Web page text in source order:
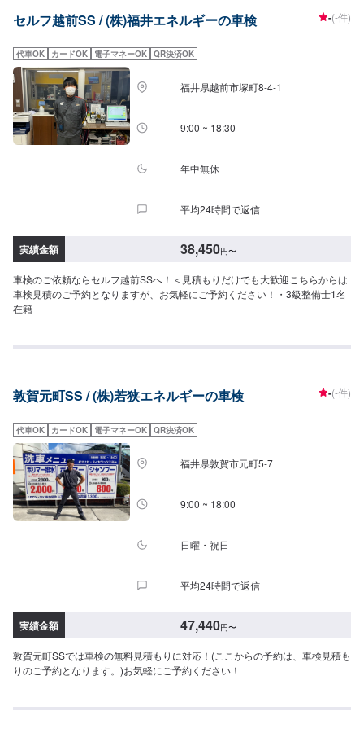
セルフ越前SS / (株)福井エネルギーの車検 -(-件)
代車OK カードOK 電子マネーOK QR決済OK
福井県越前市塚町8-4-1
9:00 ~ 18:30
年中無休
平均24時間で返信
実績金額 38,450円〜
車検のご依頼ならセルフ越前SSへ！＜見積もりだけでも大歓迎こちらからは
車検見積のご予約となりますが、お気軽にご予約ください！・3級整備士1名
在籍
敦賀元町SS / (株)若狭エネルギーの車検 -(-件)
代車OK カードOK 電子マネーOK QR決済OK
福井県敦賀市元町5-7
9:00 ~ 18:00
日曜・祝日
平均24時間で返信
実績金額 47,440円〜
敦賀元町SSでは車検の無料見積もりに対応！(ここからの予約は、車検見積も
りのご予約となります。)お気軽にご予約ください！